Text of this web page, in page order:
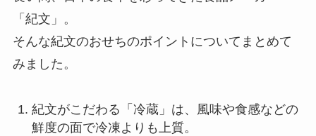
「紀文」。
そんな紀文のおせちのポイントについてまとめて
みました。
紀文がこだわる「冷蔵」は、風味や食感などの
鮮度の面で冷凍よりも上質。